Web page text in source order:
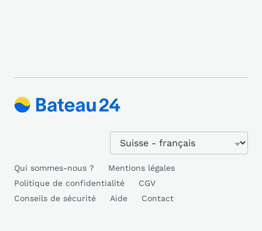
Qui sommes-nous ?
Mentions légales
Politique de confidentialité
CGV
Conseils de sécurité
Aide Contact